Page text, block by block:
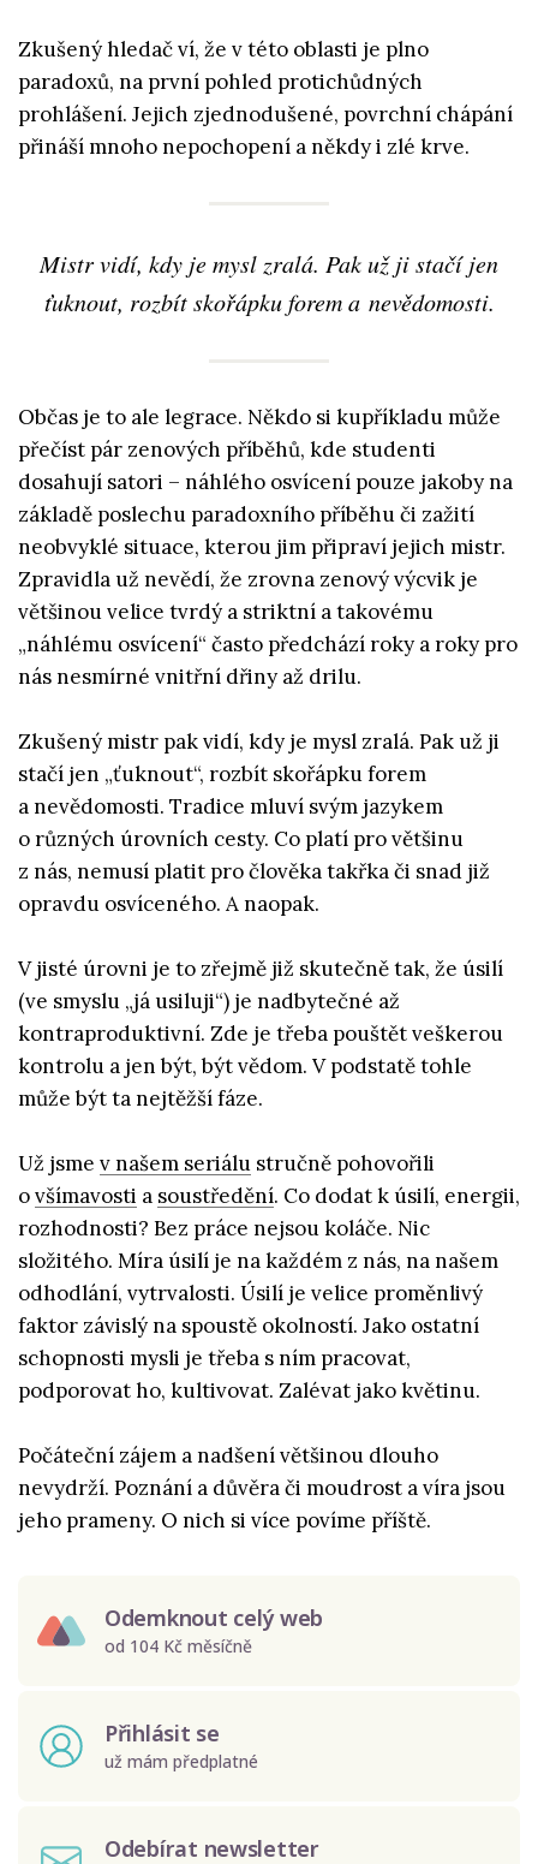
Zkušený hledač ví, že v této oblasti je plno
paradoxů, na první pohled protichůdných
prohlášení. Jejich zjednodušené, povrchní chápání
přináší mnoho nepochopení a někdy i zlé krve.
Mistr vidí, kdy je mysl zralá. Pak už ji stačí jen
ťuknout, rozbít skořápku forem a nevědomosti.
Občas je to ale legrace. Někdo si kupříkladu může
přečíst pár zenových příběhů, kde studenti
dosahují satori – náhlého osvícení pouze jakoby na
základě poslechu paradoxního příběhu či zažití
neobvyklé situace, kterou jim připraví jejich mistr.
Zpravidla už nevědí, že zrovna zenový výcvik je
většinou velice tvrdý a striktní a takovému
„náhlému osvícení“ často předchází roky a roky pro
nás nesmírné vnitřní dřiny až drilu.
Zkušený mistr pak vidí, kdy je mysl zralá. Pak už ji
stačí jen „ťuknout“, rozbít skořápku forem
a nevědomosti. Tradice mluví svým jazykem
o různých úrovních cesty. Co platí pro většinu
z nás, nemusí platit pro člověka takřka či snad již
opravdu osvíceného. A naopak.
V jisté úrovni je to zřejmě již skutečně tak, že úsilí
(ve smyslu „já usiluji“) je nadbytečné až
kontraproduktivní. Zde je třeba pouštět veškerou
kontrolu a jen být, být vědom. V podstatě tohle
může být ta nejtěžší fáze.
Už jsme v našem seriálu stručně pohovořili
ovšímavosti a soustředění. Co dodat k úsilí, energii,
rozhodnosti? Bez práce nejsou koláče. Nic
složitého. Míra úsilí je na každém z nás, na našem
odhodlání, vytrvalosti. Úsilí je velice proměnlivý
faktor závislý na spoustě okolností. Jako ostatní
schopnosti mysli je třeba s ním pracovat,
podporovat ho, kultivovat. Zalévat jako květinu.
Počáteční zájem a nadšení většinou dlouho
nevydrží. Poznání a důvěra či moudrost a víra jsou
jeho prameny. O nich si více povíme příště.
Odemknout celý web
od 104 Kč měsíčně
Přihlásit se
už mám předplatné
Odebírat newsletter